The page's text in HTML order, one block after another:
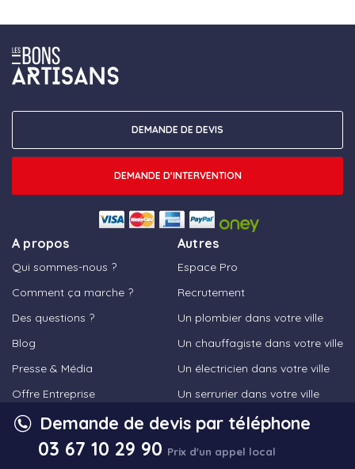
A propos
Qui sommes-nous ?
Comment ça marche ?
Des questions ?
Blog
Presse & Média
Offre Entreprise
Devenir partenaire
Autres
Espace Pro
Recrutement
Un plombier dans votre ville
Un chauffagiste dans votre ville
Un électricien dans votre ville
Un serrurier dans votre ville
Un vitrier dans votre ville
Un frigoriste dans votre ville
DEMANDE DE DEVIS
DEMANDE D'INTERVENTION
Demande de devis par téléphone
03 67 10 29 90 Prix d'un appel local